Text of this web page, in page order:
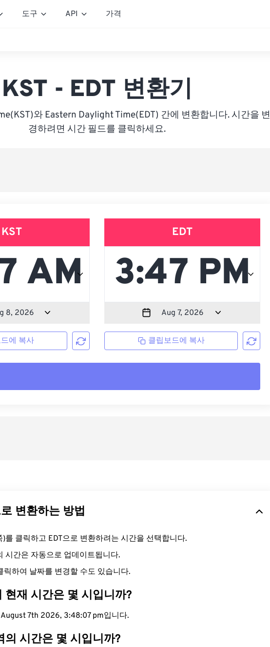
도구 API 가격
KST - EDT 변환기
와 Eastern Daylight Time(EDT) 간에 변환합니다. 시간을 변
경하려면 시간 필드를 클릭하세요.
KST
에 복사
EDT
클립보드에 복사
변환하는 방법
)를 클릭하고 EDT으로 변환하려는 시간을 선택합니다.
시간은 자동으로 업데이트됩니다.
릭하여 날짜를 변경할 수도 있습니다.
현재 시간은 몇 시입니까?
7th 2026, 3:48:08 pm입니다.
의 시간은 몇 시입니까?